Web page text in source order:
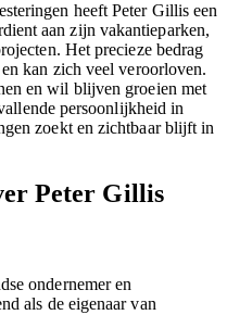
heeft Peter Gillis een
aan zijn vakantieparken,
Het precieze bedrag
kan zich veel veroorloven.
en wil blijven groeien met
persoonlijkheid in
zoekt en zichtbaar blijft in
Peter Gillis
ondernemer en
als de eigenaar van